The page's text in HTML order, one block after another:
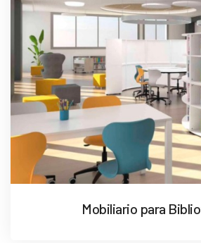
Mobiliario para